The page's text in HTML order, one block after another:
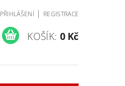
PŘIHLÁŠENÍ | REGISTRACE
KOŠÍK: 0 Kč